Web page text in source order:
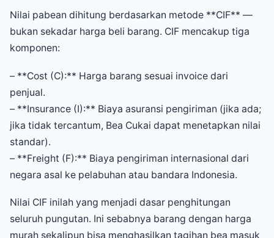
Nilai pabean dihitung berdasarkan metode **CIF** —
bukan sekadar harga beli barang. CIF mencakup tiga
komponen:
– **Cost (C):** Harga barang sesuai invoice dari
penjual.
– **Insurance (I):** Biaya asuransi pengiriman (jika ada;
jika tidak tercantum, Bea Cukai dapat menetapkan nilai
standar).
– **Freight (F):** Biaya pengiriman internasional dari
negara asal ke pelabuhan atau bandara Indonesia.
Nilai CIF inilah yang menjadi dasar penghitungan
seluruh pungutan. Ini sebabnya barang dengan harga
murah sekalipun bisa menghasilkan tagihan bea masuk